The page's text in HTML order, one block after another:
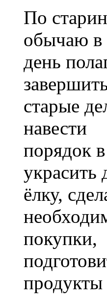
По
обычаю в
день
старые
навести
порядок
украсить
ёлку,
покупки,
продукты